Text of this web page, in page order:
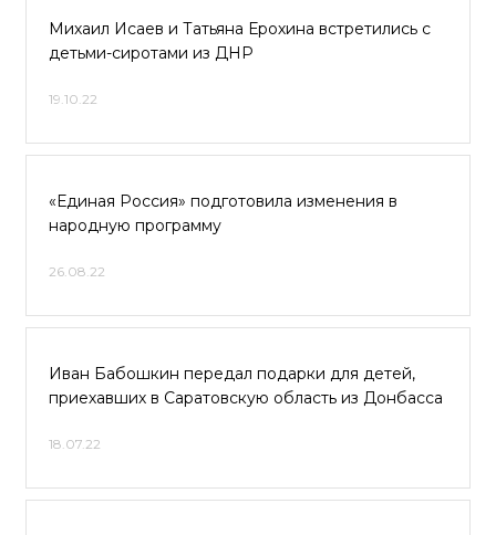
Михаил Исаев и Татьяна Ерохина встретились с
детьми-сиротами из ДНР
19.10.22
«Единая Россия» подготовила изменения в
народную программу
26.08.22
Иван Бабошкин передал подарки для детей,
приехавших в Саратовскую область из Донбасса
18.07.22